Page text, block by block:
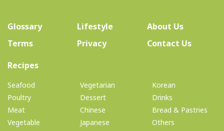
Glossary Lifestyle About Us(current)
Terms
Privacy
Contact Us
Recipes(current)
Seafood
Poultry
Meat
Vegetable
Vegetarian
Dessert
Chinese
Japanese
Korean
Drinks
Bread & Pastries
Others